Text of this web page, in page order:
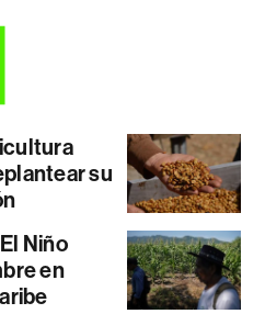
su
Niño
en